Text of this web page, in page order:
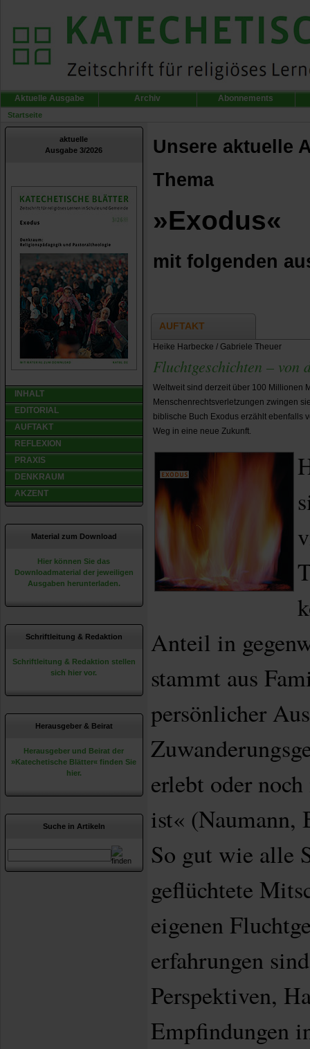
Aktuelle Ausgabe Archiv Abonnements
Startseite
aktuelle
Ausgabe 3/2026
INHALT
EDITORIAL
AUFTAKT
REFLEXION
PRAXIS
DENKRAUM
AKZENT
Material zum Download
Hier können Sie das
Downloadmaterial der jeweiligen
Ausgaben herunterladen.
Schriftleitung & Redaktion
Schriftleitung & Redaktion stellen
sich hier vor.
Herausgeber & Beirat
Herausgeber und Beirat der
»Katechetische Blätter« finden Sie
hier.
Suche in Artikeln
Unsere aktuelle
Thema
»Exodus«
mit folgenden
AUFTAKT
Heike Harbecke / Gabriele Theuer
Fluchtgeschichten – von
Weltweit sind derzeit über 100 Millionen
Menschenrechtsverletzungen zwingen
biblische Buch Exodus erzählt ebenfalls
Weg in eine neue Zukunft.
Anteil in
stammt aus
persönlicher
erlebt oder
ist« (Naumann,
So gut wie alle
geflüchtete
eigenen
erfahrungen
Perspektiven,
Empfindungen